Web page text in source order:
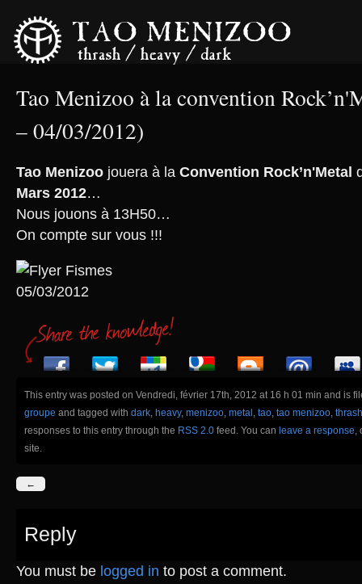
Tao Menizoo à la convention
– 04/03/2012)
Tao Menizoo jouera à la Convention Rock’n'Metal
Mars 2012…
Nous jouons à 13H50…
On compte sur vous !!!
This entry was posted on Vendredi, février 17th, 2012 at 16 h 01 min and is
groupe and tagged with dark, heavy, menizoo, metal , tao, tao menizoo, thrash
responses to this entry through the RSS 2.0 feed. You can leave a response,
site.
←
Reply
You must be logged in to post a comment.